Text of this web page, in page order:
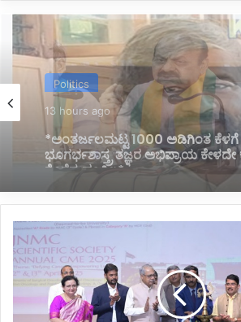
Politics
13 hours ago
*ಹೊರಟ್ಟಿಯವರಿಂದ ರಾಜೀನಾಮೆ ಪಡೆದ
ಪರಿಷತ್ ಇಹಾಸದಲ್ಲಿ ಕಪ್ಪು
*ಕ್ಯಾನ್ಸರ್
ಸಾಂಕ್ರಾಮಿಕ
ರೋಗದಂತೆ
ಹರಡುತ್ತಿದೆ:
ಡಾ.
ಉಮೇಶ